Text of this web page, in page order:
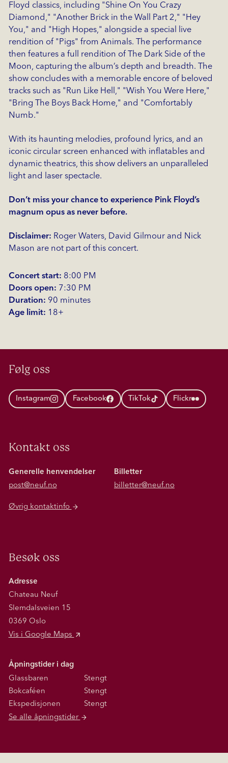
Floyd classics, including "Shine On You Crazy
Diamond," "Another Brick in the Wall Part 2," "Hey
You," and "High Hopes," alongside a special live
rendition of "Pigs" from Animals. The performance
then features a full rendition of The Dark Side of the
Moon, capturing the album’s depth and breadth. The
show concludes with a memorable encore of beloved
tracks such as "Run Like Hell," "Wish You Were Here,"
"Bring The Boys Back Home," and "Comfortably
Numb."
With its haunting melodies, profound lyrics, and an
iconic circular screen enhanced with inflatables and
dynamic theatrics, this show delivers an unparalleled
light and laser spectacle.
Don’t miss your chance to experience Pink Floyd’s
magnum opus as never before.
Disclaimer: Roger Waters, David Gilmour and Nick
Mason are not part of this concert.
Concert start: 8:00 PM
Doors open: 7:30 PM
Duration: 90 minutes
Age limit: 18+
Følg oss
Instagram Facebook TikTok Flickr
Kontakt oss
Generelle henvendelser
post@neuf.no
Billetter
billetter@neuf.no
Øvrig kontaktinfo
Besøk oss
Adresse
Chateau Neuf
Slemdalsveien 15
0369 Oslo
Vis i Google Maps
Åpningstider i dag
Glassbaren
Stengt
Bokcaféen
Stengt
Ekspedisjonen
Stengt
Se alle åpningstider